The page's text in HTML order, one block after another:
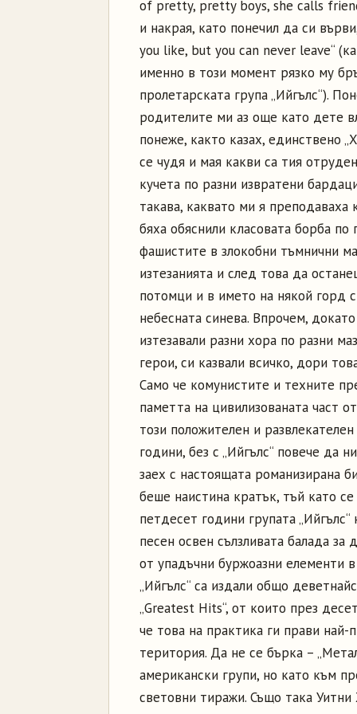
of pretty, pretty boys, she calls
и накрая, като понечил да си
you like, but you can never leave“
именно в този момент рязко му
пролетарската група „Ийгълс“).
родителите ми аз още като дете
понеже, както казах, единствено
се чудя и мая какви са тия
кучета по разни извратени
такава, каквато ми я
бяха обяснили класовата борба
фашистите в злокобни тъмнични
изтезанията и след това да
потомци и в името на някой горд
небесната синева. Впрочем,
изтезавали разни хора по разни
герои, си казвали всичко, дори
Само че комунистите и техните
паметта на цивилизованата част
този положителен и
години, без с „Ийгълс“ повече да
заех с настоящата романизирана
беше наистина кратък, тъй като
петдесет години групата
песен освен сълзливата балада
от упадъчни буржоазни елементи
„Ийгълс“ са издали общо
„Greatest Hits“, от които през
че това на практика ги прави най-
територия. Да не се бърка –
американски групи, но като към
световни тиражи. Също така